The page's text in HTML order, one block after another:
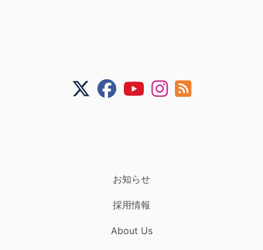
お知らせ
採用情報
About Us